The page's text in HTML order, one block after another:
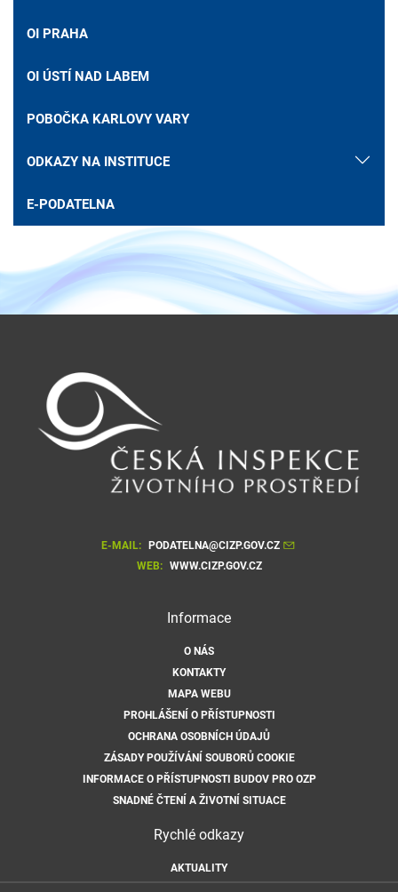
OI PRAHA
OI ÚSTÍ NAD LABEM
POBOČKA KARLOVY VARY
ODKAZY NA INSTITUCE
E-PODATELNA
E-MAIL: PODATELNA@CIZP.GOV.CZ
WEB: WWW.CIZP.GOV.CZ
Informace
O NÁS
KONTAKTY
MAPA WEBU
PROHLÁŠENÍ O PŘÍSTUPNOSTI
OCHRANA OSOBNÍCH ÚDAJŮ
ZÁSADY POUŽÍVÁNÍ SOUBORŮ COOKIE
INFORMACE O PŘÍSTUPNOSTI BUDOV PRO OZP
SNADNÉ ČTENÍ A ŽIVOTNÍ SITUACE
Rychlé odkazy
AKTUALITY